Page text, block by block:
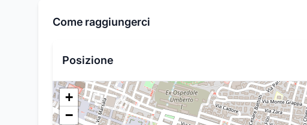
Come raggiungerci
Posizione
+
−